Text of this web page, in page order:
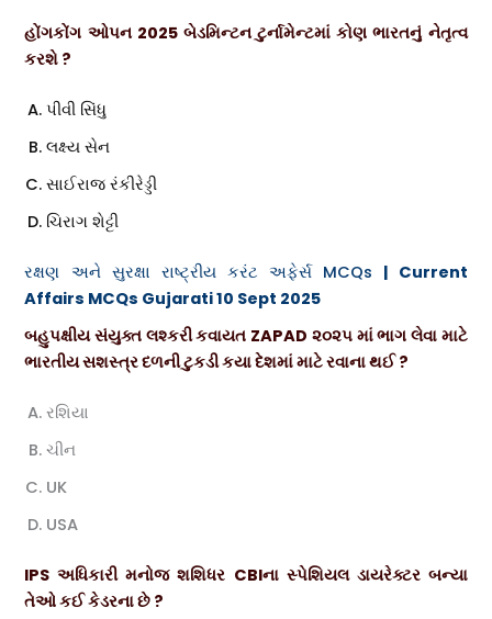
હોંગકોંગ ઓપન 2025 બેડમિન્ટન ટુર્નામેન્ટમાં કોણ ભારતનું નેતૃત્વ
કરશે ?
પીવી સિંધુ
લક્ષ્ય સેન
સાઈરાજ રંકીરેડ્ડી
ચિરાગ શેટ્ટી
રક્ષણ અને સુરક્ષા રાષ્ટ્રીય કરંટ અફેર્સ MCQs | Current
Affairs MCQs Gujarati 10 Sept 2025
બહુપક્ષીય સંયુક્ત લશ્કરી કવાયત ZAPAD ૨૦૨૫ માં ભાગ લેવા માટે
ભારતીય સશસ્ત્ર દળની ટુકડી કયા દેશમાં માટે રવાના થઈ ?
રશિયા
ચીન
UK
USA
IPS અધિકારી મનોજ શશિધર CBIના સ્પેશિયલ ડાયરેક્ટર બન્યા
તેઓ કઈ કેડરના છે ?